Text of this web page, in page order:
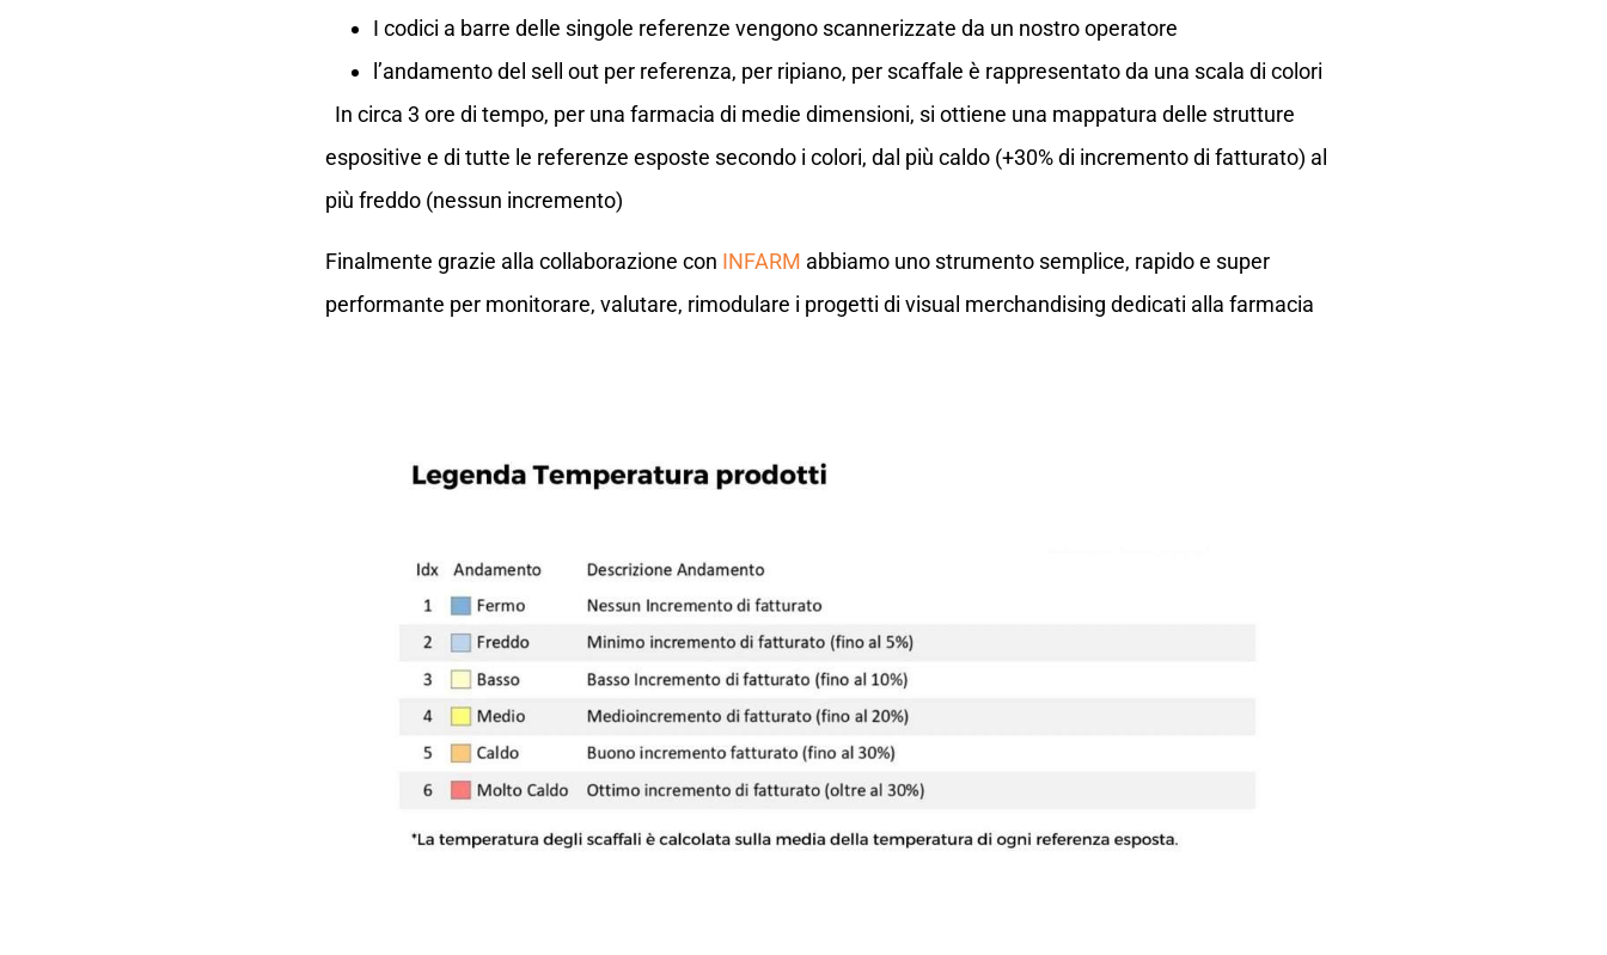
I codici a barre delle singole referenze vengono scannerizzate da un nostro operatore
l’andamento del sell out per referenza, per ripiano, per scaffale è rappresentato da una scala di colori
In circa 3 ore di tempo, per una farmacia di medie dimensioni, si ottiene una mappatura delle strutture
espositive e di tutte le referenze esposte secondo i colori, dal più caldo (+30% di incremento di fatturato) al
più freddo (nessun incremento)
Finalmente grazie alla collaborazione con INFARM abbiamo uno strumento semplice, rapido e super
performante per monitorare, valutare, rimodulare i progetti di visual merchandising dedicati alla farmacia